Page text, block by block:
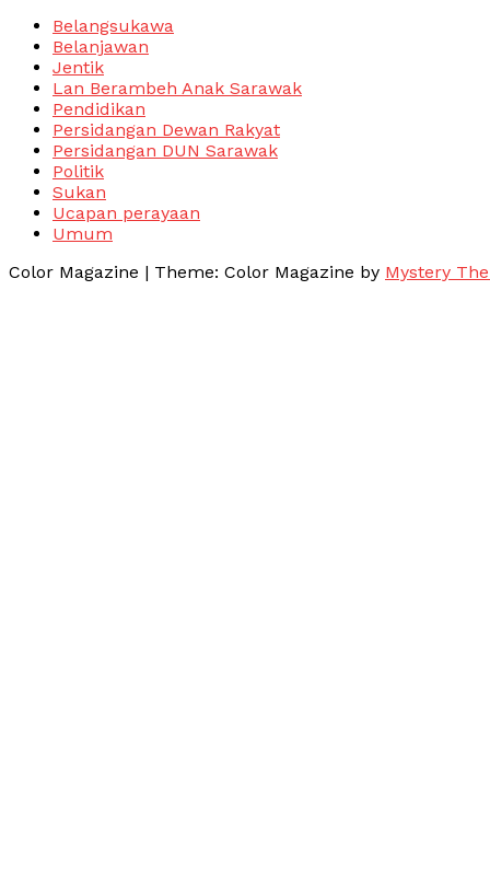
Belangsukawa
Belanjawan
Jentik
Lan Berambeh Anak Sarawak
Pendidikan
Persidangan Dewan Rakyat
Persidangan DUN Sarawak
Politik
Sukan
Ucapan perayaan
Umum
Color Magazine | Theme: Color Magazine by Mystery